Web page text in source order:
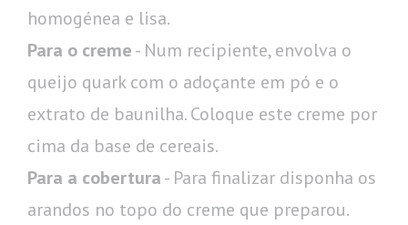
homogénea e lisa.
Para o creme- Num recipiente, envolva o
queijo quark com o adoçante em pó e o
extrato de baunilha. Coloque este creme por
cima da base de cereais.
Para a cobertura- Para finalizar disponha os
arandos no topo do creme que preparou.